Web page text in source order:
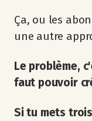
Ça, ou les
une autre
Le problème,
faut pouvoir
Si tu mets